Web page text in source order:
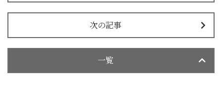
次の記事
一覧